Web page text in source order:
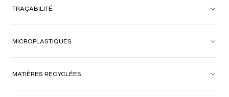
TRAÇABILITÉ
MICROPLASTIQUES
MATIÈRES RECYCLÉES